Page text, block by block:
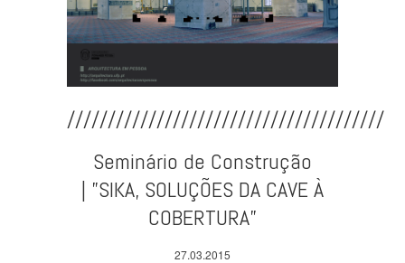
///////////////////////////////////////
Seminário de Construção
| ”SIKA, SOLUÇÕES DA CAVE À
COBERTURA”
27.03.2015